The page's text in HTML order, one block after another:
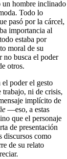
un hombre inclinado
Todo lo
pasó por la cárcel,
importancia al
estaba por
moral de su
busca el poder
otros.
el poder el gesto
trabajo, ni de crisis,
implícito de
—eso, a estas
que el personaje
de presentación
discursos como
de su relato